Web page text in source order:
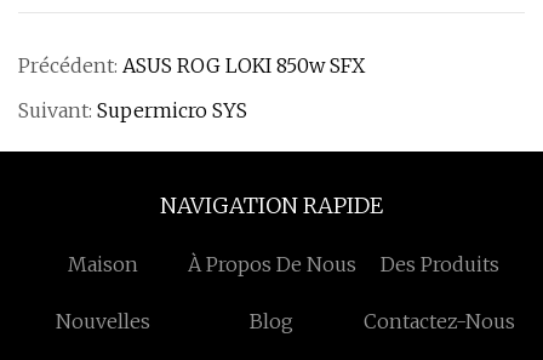
Précédent: ASUS ROG LOKI 850w SFX
Suivant: Supermicro SYS
NAVIGATION RAPIDE
Maison À Propos De Nous Des Produits
Nouvelles Blog Contactez-Nous